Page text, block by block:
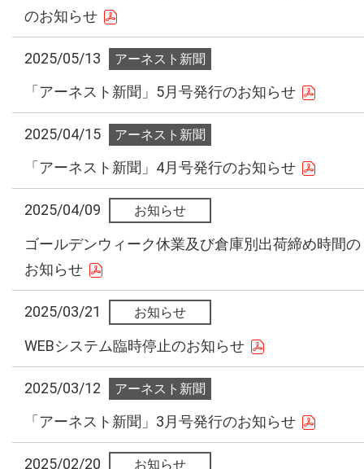
のお知らせ
2025/05/13
「アーネスト新聞」5月号発行のお知らせ
2025/04/15
「アーネスト新聞」4月号発行のお知らせ
2025/04/09
ゴールデンウィーク休業及び倉庫別出荷締め時間の
お知らせ
2025/03/21
WEBシステム臨時停止のお知らせ
2025/03/12
「アーネスト新聞」3月号発行のお知らせ
2025/02/20